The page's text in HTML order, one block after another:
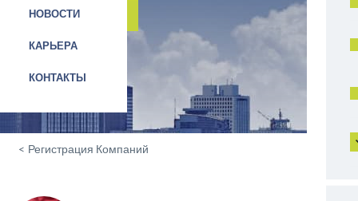
НОВОСТИ
КАРЬЕРА
КОНТАКТЫ
ЗАЯВКА НА УСЛУГУ
< Регистрация Компаний